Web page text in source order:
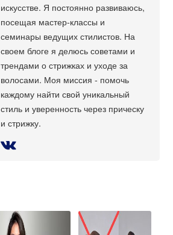
искусстве. Я постоянно развиваюсь,
посещая мастер-классы и
семинары ведущих стилистов. На
своем блоге я делюсь советами и
трендами о стрижках и уходе за
волосами. Моя миссия - помочь
каждому найти свой уникальный
стиль и уверенность через прическу
и стрижку.